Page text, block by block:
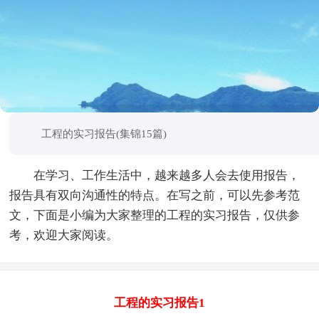
工程的实习报告(集锦15篇)
在学习、工作生活中，越来越多人会去使用报告，
报告具有双向沟通性的特点。在写之前，可以先参考范
文，下面是小编为大家整理的工程的实习报告，仅供参
考，欢迎大家阅读。
工程的实习报告1